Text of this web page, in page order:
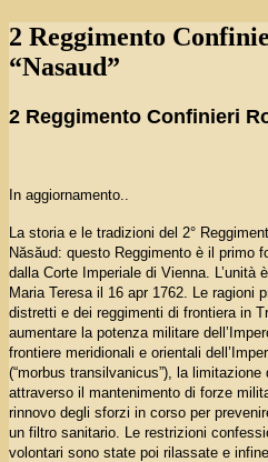
2 Reggimento
“Nasaud”
2 Reggimento Confinieri
In aggiornamento..
La storia e le tradizioni del 2°
Năsăud: questo Reggimento è il primo
dalla Corte Imperiale di Vienna. L’unità
Maria Teresa il 16 apr 1762. Le ragioni
distretti e dei reggimenti di frontiera in
aumentare la potenza militare
frontiere meridionali e orientali
(“morbus transilvanicus”), la limitazione
attraverso il mantenimento di forze
rinnovo degli sforzi in corso per
un filtro sanitario. Le restrizioni
volontari sono state poi rilassate e